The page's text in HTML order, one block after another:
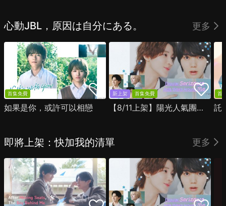
心動JBL，原因は自分にある。 更多
首集免費
如果是你，或許可以相戀
新上架 首集免費
【8/11上架】陽光人氣團中的芹澤，在我面前卻有點不對勁
首
託
即將上架：快加我的清單 更多